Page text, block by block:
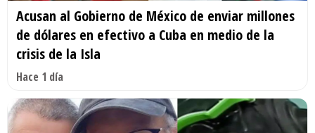
Acusan al Gobierno de México de enviar millones
de dólares en efectivo a Cuba en medio de la
crisis de la Isla
Hace 1 día